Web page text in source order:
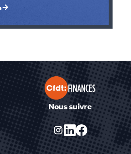
FINANCES
Nous suivre